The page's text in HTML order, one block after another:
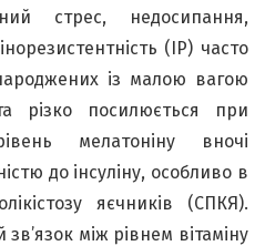
стрес, недосипання,
(ІР) часто
із малою вагою
різко посилюється при
мелатоніну вночі
до інсуліну, особливо в
яєчників (СПКЯ).
між рівнем вітаміну